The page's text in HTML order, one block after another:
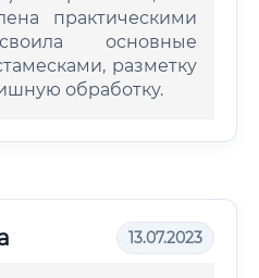
практическими
основные
разметку
обработку.
13.07.2023